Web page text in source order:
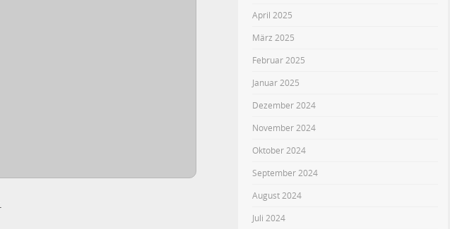
April 2025
März 2025
Februar 2025
Januar 2025
Dezember 2024
November 2024
Oktober 2024
September 2024
August 2024
Juli 2024